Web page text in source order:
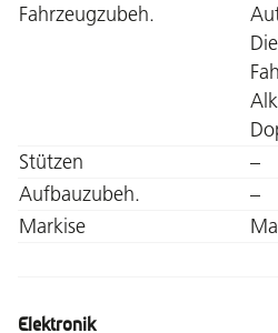
Fahrzeugzubeh.
Stützen
–
Aufbauzubeh.
–
Markise
Elektronik